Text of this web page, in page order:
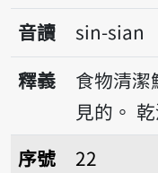
音讀
sin-sian
釋義 食物清潔
見的。
序號22新點點
序號
22